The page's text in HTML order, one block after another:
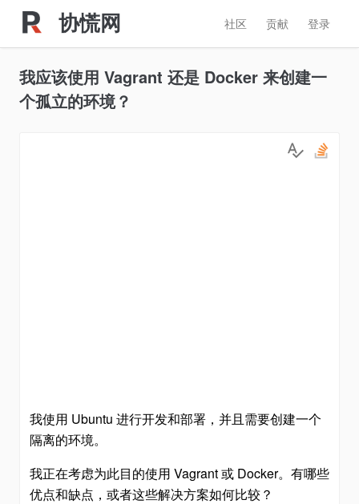
协慌网 登录
贡献
社区
我应该使用 Vagrant 还是 Docker 来创建一
个孤立的环境？
我使用 Ubuntu 进行开发和部署，并且需要创建一个
隔离的环境。
我正在考虑为此目的使用 Vagrant 或 Docker。有哪些
优点和缺点，或者这些解决方案如何比较？